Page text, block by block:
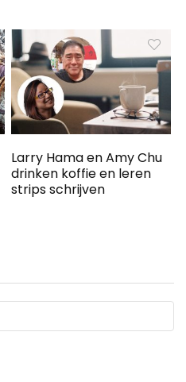
Larry Hama en Amy Chu
drinken koffie en leren
strips schrijven